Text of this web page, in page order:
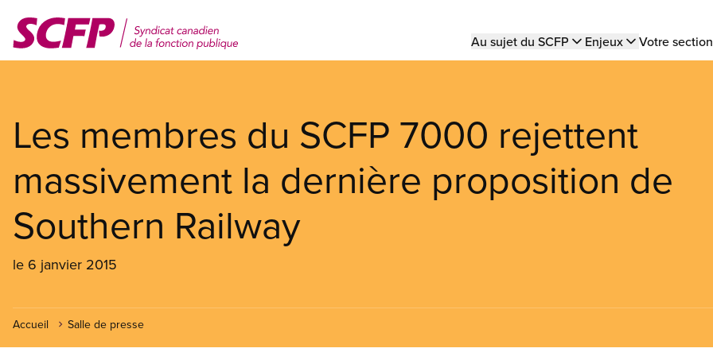
contenu
Main
Au sujet du SCFP Enjeux Votre
Les membres du SCFP 7000 rejettent
massivement la dernière proposition de
Southern Railway
le 6 janvier 2015
Accueil Salle de presse